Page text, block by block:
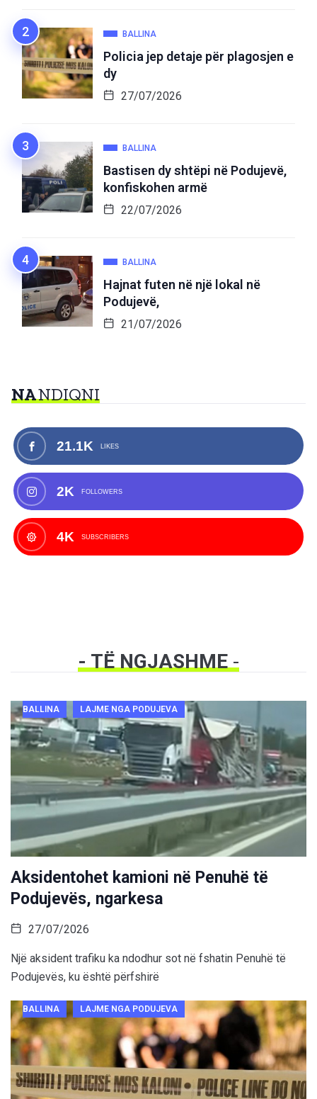
BALLINA
Policia jep detaje për plagosjen e
dy
27/07/2026
BALLINA
Bastisen dy shtëpi në Podujevë,
konfiskohen armë
22/07/2026
BALLINA
Hajnat futen në një lokal në
Podujevë,
21/07/2026
NANDIQNI
21.1K LIKES
2K FOLLOWERS
4K SUBSCRIBERS
- TË NGJASHME-
BALLINA LAJME NGA PODUJEVA
Aksidentohet kamioni në Penuhë të
Podujevës, ngarkesa
27/07/2026
Një aksident trafiku ka ndodhur sot në fshatin Penuhë të
Podujevës, ku është përfshirë
BALLINA LAJME NGA PODUJEVA